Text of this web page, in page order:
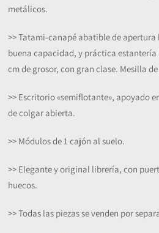
metálicos.
>> Tatami-canapé abatible de
buena capacidad, y práctica estantería
cm de grosor, con gran clase. Mesilla
>> Escritorio «semiflotante», apoyado
de colgar abierta.
>> Módulos de 1 cajón al suelo.
>> Elegante y original librería, con
huecos.
>> Todas las piezas se venden por